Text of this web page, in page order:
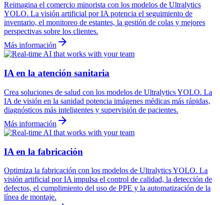
Reimagina el comercio minorista con los modelos de Ultralytics
YOLO. La visión artificial por IA potencia el seguimiento de
inventario, el monitoreo de estantes, la gestión de colas y mejores
perspectivas sobre los clientes.
Más información
IA en la atención sanitaria
Crea soluciones de salud con los modelos de Ultralytics YOLO. La
IA de visión en la sanidad potencia imágenes médicas más rápidas,
diagnósticos más inteligentes y supervisión de pacientes.
Más información
IA en la fabricación
Optimiza la fabricación con los modelos de Ultralytics YOLO. La
visión artificial por IA impulsa el control de calidad, la detección de
defectos, el cumplimiento del uso de PPE y la automatización de la
línea de montaje.